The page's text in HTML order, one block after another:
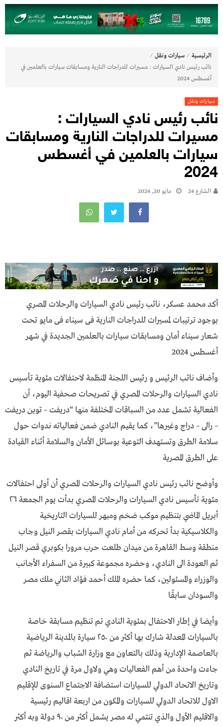
الرئيسية ⁄ سيارات ونقل ⁄
نائب رئيس نادي السيارات : مسيرات للدراجات النارية ومسابقات سيارات بالعلمين في
أغسطس 2024
سيارات ونقل
نائب رئيس نادي السيارات :
مسيرات للدراجات النارية ومسابقات
سيارات بالعلمين في أغسطس
2024
الشارع 24 مايو 20, 2024
أكد محمد عسكر، نائب رئيس نادي السيارات والرحلات المصري
بوجود ترتيبات لمسيرات للدراجات النارية فى سيناء فى مايو تحت
شعار سيناء أمان ومسابقات سيارات بالعلمين الجديدة في شهر
أغسطس 2024
وأضاف نائب الرئيس و رئيس اللجنة المنظمة لاحتفالات مئوية تأسيس
نادي السيارات والرحلات المصري في تصريحات صحفية اليوم، أن
الفعالية تشمل عدد من السباقات المختلفة منها “دريفت – توين دريفت
– رالى – دراج وغيرها”، كما يقيم النادي ضمن فعالياته ندوات حول
سلامة الطرق وتستهدف التوعية بوسائل الأمان والسلامة أثناء القيادة
على الطرق المصرية
وأوضح نائب رئيس نادي السيارات والرحلات المصري أن أولى احتفالات
مئوية تأسيس نادي السيارات والرحلات المصري بدأت يوم الجمعة ٢٦
أبريل الماضي بتنظيم موكب ضخم ومبهر للسيارات التاريخية
والكلاسيكية بدأ تحركه من أمام نادي السيارات بقصر النيل وجاب
منطقة وسط القاهرة من ميدان طلعت حرب مرورا بكوبري قصر النيل
ثم العودة الى النادي، وحضره مجموعة كبيرة من السفراء الأجانب
والوزراء والمسئولين، كما حضره الملك أحمد فؤاد الثاني ملك مصر
والسودان سابقًا
وأيضا في إطار الاحتفال بمئوية النادي تم تنظيم مسابقة خاصة
بالسيارات المعدلة شارك بها أكثر من ٢٥٠ سيارة بالمدينة الرياضية
بالعاصمة الإدارية وذلك بالتعاون مع وزارة الشباب والرياضة ثم
جاءت واحدة من أهم الفعاليات وهي ولاول مرة في تاريخ النادي
وتاريخ الاتحاد الدولي للسيارات استضافة الاجتماع السنوى للإقليم
الاول للاتحاد الدولي للسيارات والمكون من اربعة اقاليم رئيسية
والاقليم الأول والذي تنتمي له مصر يشمل أكثر من ٩٠ دولة وبه أكثر